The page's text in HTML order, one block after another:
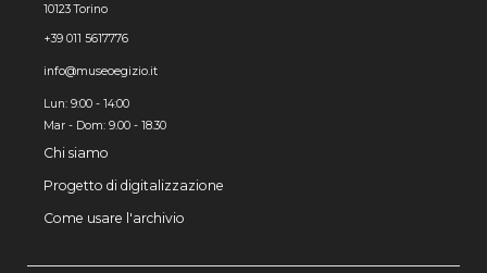
10123 Torino
+39 011 5617776
info@museoegizio.it
Lun: 9:00 - 14:00
Mar - Dom: 9.00 - 18.30
Chi siamo
Progetto di digitalizzazione
Come usare l'archivio